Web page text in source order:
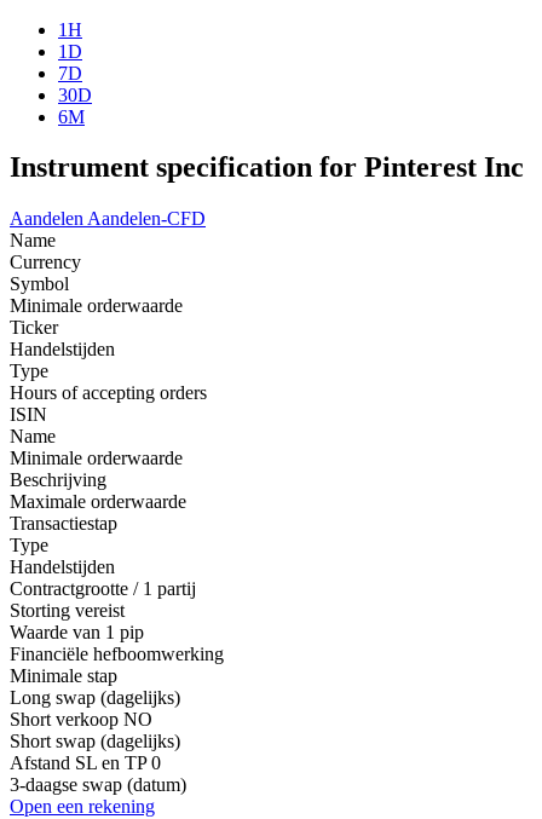
1H
1D
7D
30D
6M
Instrument specification for Pinterest Inc
Aandelen Aandelen-CFD
Name
Currency
Symbol
Minimale orderwaarde
Ticker
Handelstijden
Type
Hours of accepting orders
ISIN
Name
Minimale orderwaarde
Beschrijving
Maximale orderwaarde
Transactiestap
Type
Handelstijden
Contractgrootte / 1 partij
Storting vereist
Waarde van 1 pip
Financiële hefboomwerking
Minimale stap
Long swap (dagelijks)
Short verkoop NO
Short swap (dagelijks)
Afstand SL en TP 0
3-daagse swap (datum)
Open een rekening